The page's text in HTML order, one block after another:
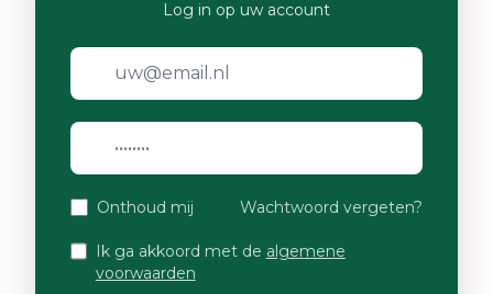
Log in op uw account
Onthoud mij Wachtwoord vergeten?
Ik ga akkoord met de algemene
voorwaarden